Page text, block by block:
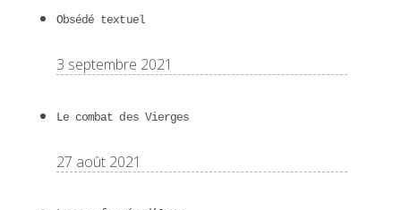
Obsédé textuel
3 septembre 2021
Le combat des Vierges
27 août 2021